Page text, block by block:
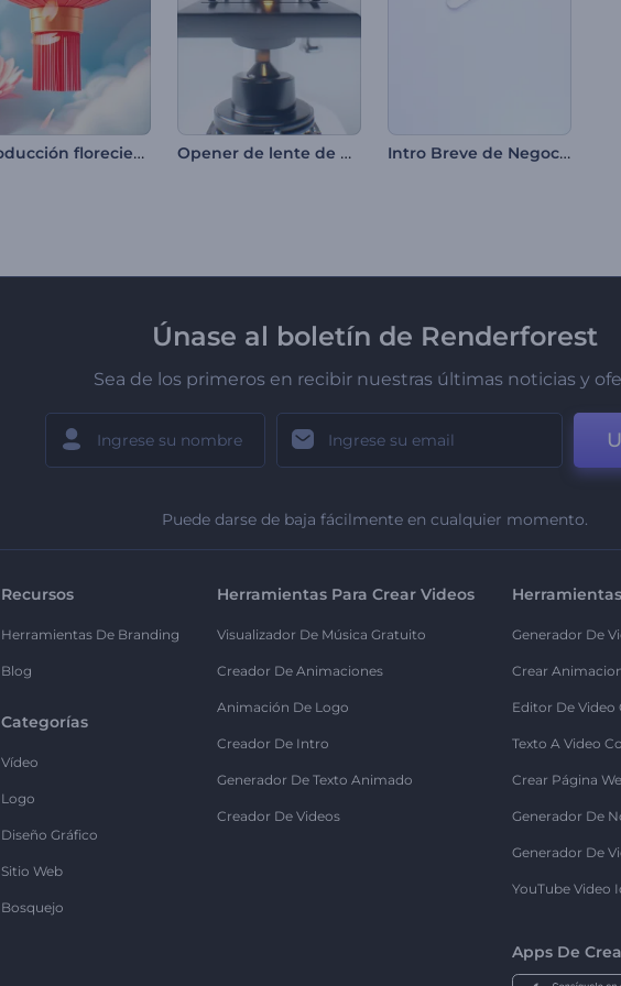
Introducción floreciente para el Año Nuevo Chino Opener de lente de microscopio Intro Breve de Negocio
Únase al boletín de Renderforest
Sea de los primeros en recibir nuestras últimas noticias y
Puede darse de baja fácilmente en cualquier momento.
Recursos
Herramientas De Branding
Blog
Categorías
Vídeo
Logo
Diseño Gráfico
Sitio Web
Bosquejo
Herramientas Para Crear Videos
Visualizador De Música Gratuito
Creador De Animaciones
Animación De Logo
Creador De Intro
Generador De Texto Animado
Creador De Videos
Generador De
Crear
Editor De Video
Texto A Video
Crear Página
Generador De
Generador De
YouTube Video
Apps De